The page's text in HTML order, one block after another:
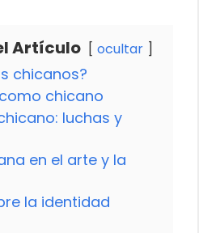
Artículo ocultar
chicanos?
chicano
luchas y
en el arte y la
la identidad